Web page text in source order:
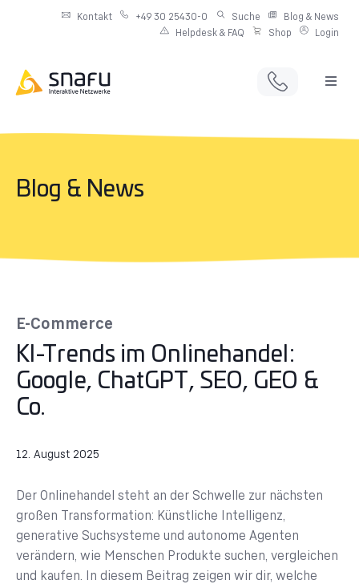
Kontakt +49 30 25430-0 Suche
Blog & News
Helpdesk & FAQ
Shop Login
Produkte & Angebote
Blog & News
E-Commerce
KI-Trends im Onlinehandel:
Google, ChatGPT, SEO, GEO &
Co.
12. August 2025
Der Onlinehandel steht an der Schwelle zur nächsten
großen Transformation: Künstliche Intelligenz,
generative Suchsysteme und autonome Agenten
verändern, wie Menschen Produkte suchen, vergleichen
und kaufen. In diesem Beitrag zeigen wir dir, welche